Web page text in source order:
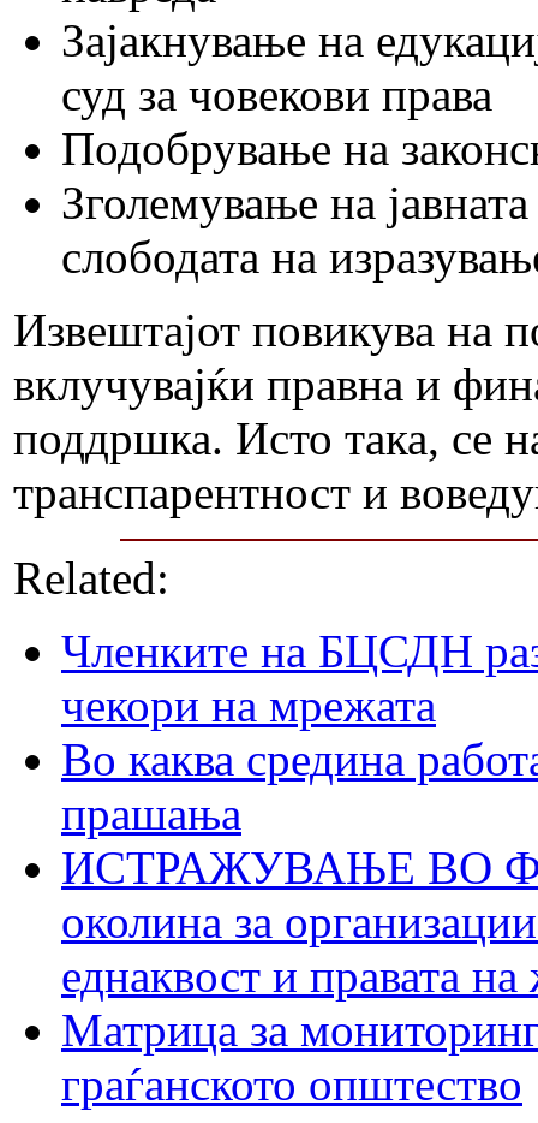
Зајакнување на
суд за човекови права
Подобрување на
Зголемување на
слободата на
Извештајот повикува на
вклучувајќи правна и
поддршка. Исто така, се
транспарентност и
Related:
Членките на БЦСДН
чекори на мрежата
Во каква средина
прашања
ИСТРАЖУВАЊЕ ВО
околина за
еднаквост и правата
Матрица за
граѓанското општество